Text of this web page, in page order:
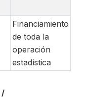
Financiamiento
de toda la
operación
estadística
/